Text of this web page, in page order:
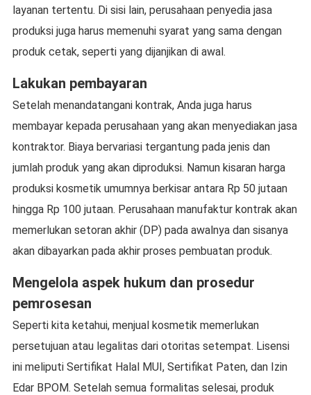
layanan tertentu. Di sisi lain, perusahaan penyedia jasa
produksi juga harus memenuhi syarat yang sama dengan
produk cetak, seperti yang dijanjikan di awal.
Lakukan pembayaran
Setelah menandatangani kontrak, Anda juga harus
membayar kepada perusahaan yang akan menyediakan jasa
kontraktor. Biaya bervariasi tergantung pada jenis dan
jumlah produk yang akan diproduksi. Namun kisaran harga
produksi kosmetik umumnya berkisar antara Rp 50 jutaan
hingga Rp 100 jutaan. Perusahaan manufaktur kontrak akan
memerlukan setoran akhir (DP) pada awalnya dan sisanya
akan dibayarkan pada akhir proses pembuatan produk.
Mengelola aspek hukum dan prosedur
pemrosesan
Seperti kita ketahui, menjual kosmetik memerlukan
persetujuan atau legalitas dari otoritas setempat. Lisensi
ini meliputi Sertifikat Halal MUI, Sertifikat Paten, dan Izin
Edar BPOM. Setelah semua formalitas selesai, produk